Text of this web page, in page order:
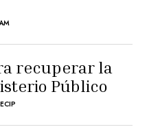
recuperar la
Público